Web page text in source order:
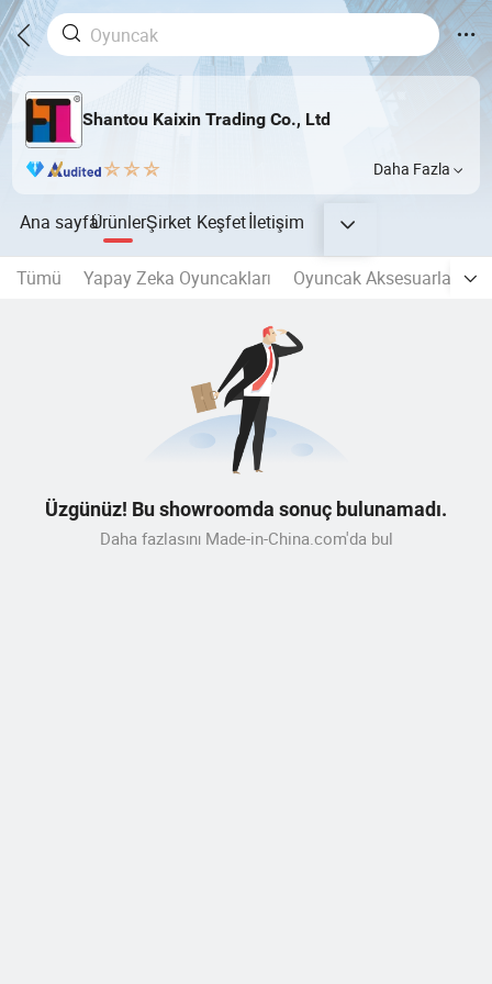
Shantou Kaixin Trading Co., Ltd
Daha Fazla
Ana sayfaÜrünlerŞirket Keşfetİletişim
Tümü Yapay Zeka Oyuncakları Oyuncak Aksesuarları
Üzgünüz! Bu showroomda sonuç bulunamadı.
Daha fazlasını Made-in-China.com'da bul